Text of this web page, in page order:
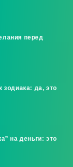
перед
зодиака: да, это
на деньги: это